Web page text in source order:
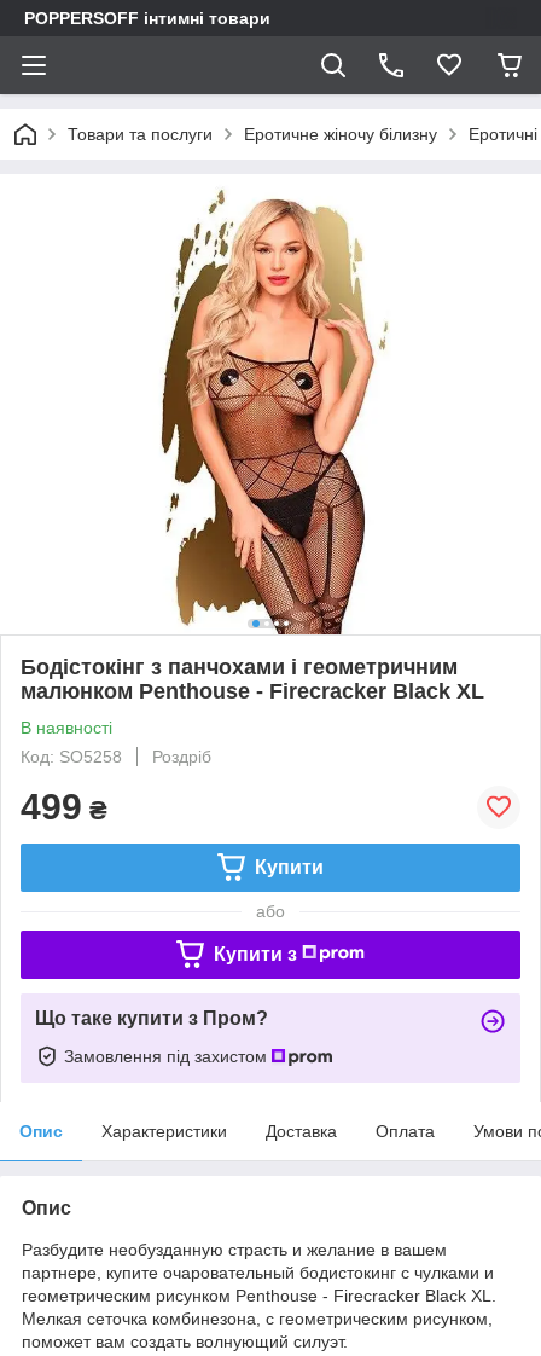
POPPERSOFF інтимні товари
Товари та послуги Еротичне жіночу білизну
Бодістокінг з панчохами і геометричним
малюнком Penthouse - Firecracker Black XL
В наявності
Код: SO5258
Роздріб
499 ₴
Купити
або
Купити з
Що таке купити з Пром?
Замовлення під захистом
Опис Характеристики Доставка Оплата Умови
Опис
Разбудите необузданную страсть и желание в вашем
партнере, купите очаровательный бодистокинг с чулками и
геометрическим рисунком Penthouse - Firecracker Black XL.
Мелкая сеточка комбинезона, с геометрическим рисунком,
поможет вам создать волнующий силуэт.